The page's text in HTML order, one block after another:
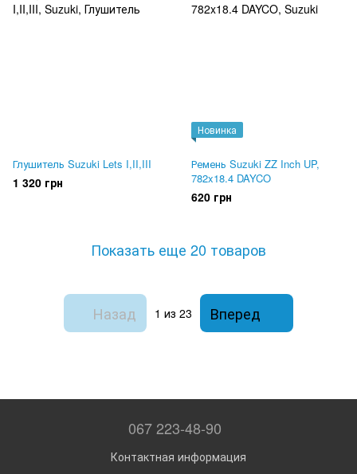
Глушитель Suzuki Lets I,II,III
1 320 грн
Новинка
Ремень Suzuki ZZ Inch UP,
782x18.4 DAYCO
620 грн
Показать еще 20 товаров
Назад 1 из 23 Вперед
067 223-48-90
Контактная информация